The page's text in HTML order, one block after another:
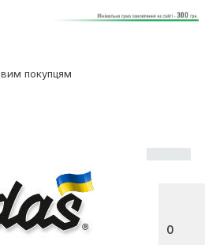
покупцям
0